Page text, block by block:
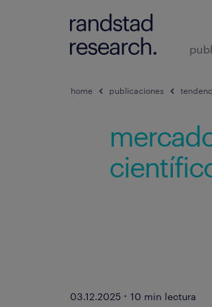
home publicaciones
03.12.2025 · 10 min lectura